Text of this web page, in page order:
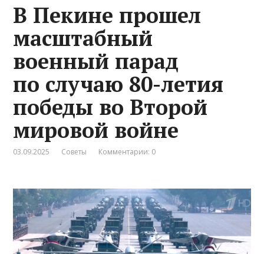
В Пекине прошел
масштабный
военный парад
по случаю 80-летия
победы во Второй
мировой войне
03.09.2025 Советы Комментарии: 0